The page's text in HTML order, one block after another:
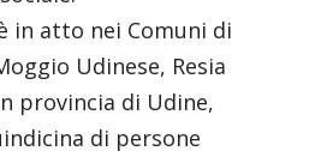
in atto nei Comuni di
Udinese, Resia
provincia di Udine,
di persone